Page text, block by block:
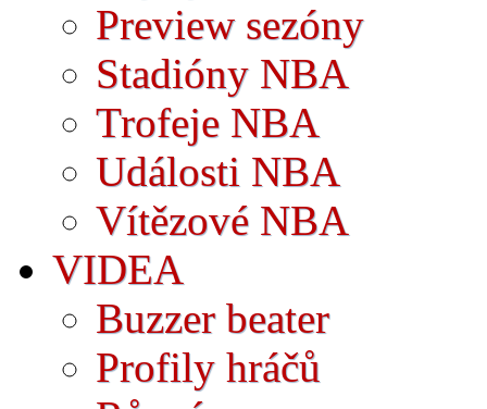
Preview sezóny
Stadióny NBA
Trofeje NBA
Události NBA
Vítězové NBA
VIDEA
Buzzer beater
Profily hráčů